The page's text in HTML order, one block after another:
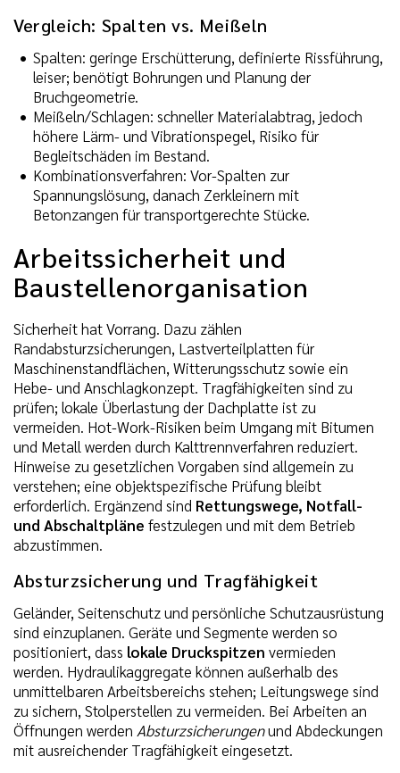
Vergleich: Spalten vs. Meißeln
Spalten: geringe Erschütterung, definierte Rissführung,
leiser; benötigt Bohrungen und Planung der
Bruchgeometrie.
Meißeln/Schlagen: schneller Materialabtrag, jedoch
höhere Lärm- und Vibrationspegel, Risiko für
Begleitschäden im Bestand.
Kombinationsverfahren: Vor-Spalten zur
Spannungslösung, danach Zerkleinern mit
Betonzangen für transportgerechte Stücke.
Arbeitssicherheit und
Baustellenorganisation
Sicherheit hat Vorrang. Dazu zählen
Randabsturzsicherungen, Lastverteilplatten für
Maschinenstandflächen, Witterungsschutz sowie ein
Hebe- und Anschlagkonzept. Tragfähigkeiten sind zu
prüfen; lokale Überlastung der Dachplatte ist zu
vermeiden. Hot-Work-Risiken beim Umgang mit Bitumen
und Metall werden durch Kalttrennverfahren reduziert.
Hinweise zu gesetzlichen Vorgaben sind allgemein zu
verstehen; eine objektspezifische Prüfung bleibt
erforderlich. Ergänzend sind Rettungswege, Notfall-
und Abschaltpläne festzulegen und mit dem Betrieb
abzustimmen.
Absturzsicherung und Tragfähigkeit
Geländer, Seitenschutz und persönliche Schutzausrüstung
sind einzuplanen. Geräte und Segmente werden so
positioniert, dass lokale Druckspitzen vermieden
werden. Hydraulikaggregate können außerhalb des
unmittelbaren Arbeitsbereichs stehen; Leitungswege sind
zu sichern, Stolperstellen zu vermeiden. Bei Arbeiten an
Öffnungen werden Absturzsicherungenund Abdeckungen
mit ausreichender Tragfähigkeit eingesetzt.